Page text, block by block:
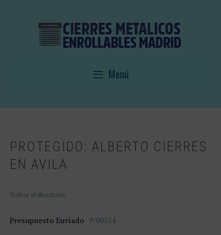
Menú
PROTEGIDO: ALBERTO CIERRES
EN AVILA
Volver al directorio
Presupuesto Enviado
P/00514